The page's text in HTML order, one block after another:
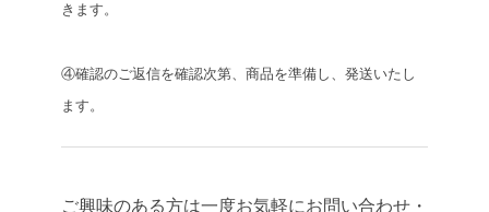
きます。
④確認のご返信を確認次第、商品を準備し、発送いたし
ます。
ご興味のある方は一度お気軽にお問い合わせ・